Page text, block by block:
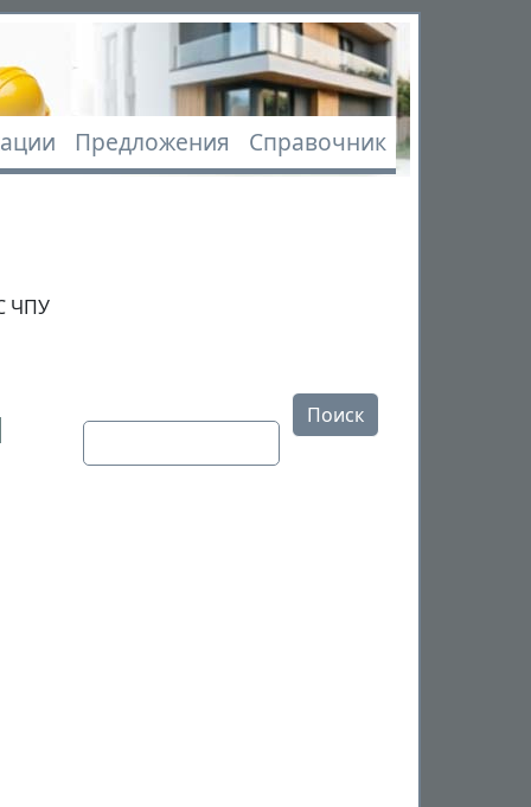
навигация
Предложения Справочник
ЧПУ